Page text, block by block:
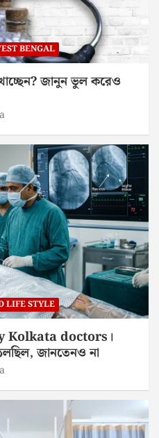
BENGAL
জানুন ভুল করেও
LIFE STYLE
Kolkata doctors।
জানতেনও না